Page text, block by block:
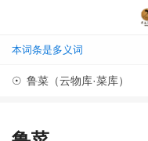
本词条是多义词
☉ 鲁菜（云物库·菜库）